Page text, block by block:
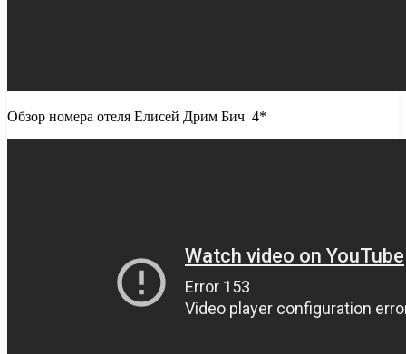
Обзор номера отеля Елисей Дрим Бич 4*